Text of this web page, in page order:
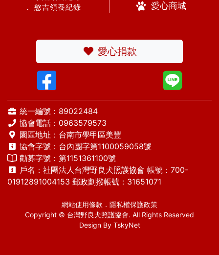
． 憨吉領養紀錄
愛心商城
愛心捐款
統一編號：89022484
協會電話： 0963579573
園區地址：台南市學甲區美豐
協會字號：台內團字第1100059058號
勸募字號：第1151361100號
戶名：社團法人台灣野良犬照護協會 帳號：700-
01912891004153 郵政劃撥帳號：31651071
網站使用條款 ． 隱私權保護政策
Copyright © 台灣野良犬照護協會. All Rights Reserved
Design By TskyNet